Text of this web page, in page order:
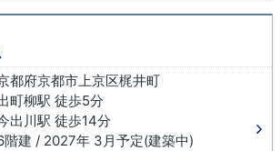
都府京都市上京区梶井町
町柳駅 徒歩5分
出川駅 徒歩14分
階建 / 2027年 3月予定(建築中)